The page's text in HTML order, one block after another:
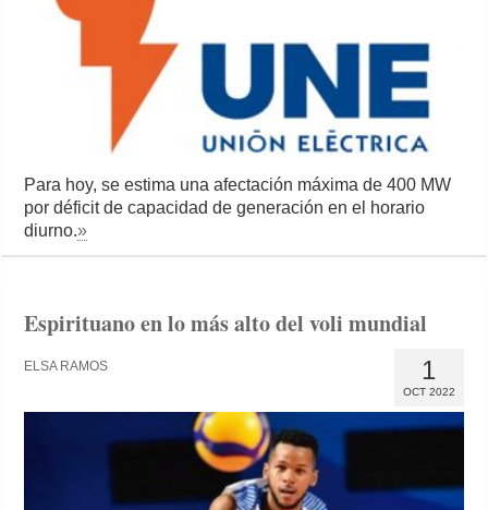
Para hoy, se estima una afectación máxima de 400 MW
por déficit de capacidad de generación en el horario
diurno.»
Espirituano en lo más alto del voli mundial
1
OCT 2022
ELSA RAMOS